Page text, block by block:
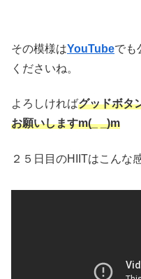
その模様はYouTubeでも
くださいね。
よろしければグッドボタ
お願いしますm(_ _)m
２５日目のHIITはこんな